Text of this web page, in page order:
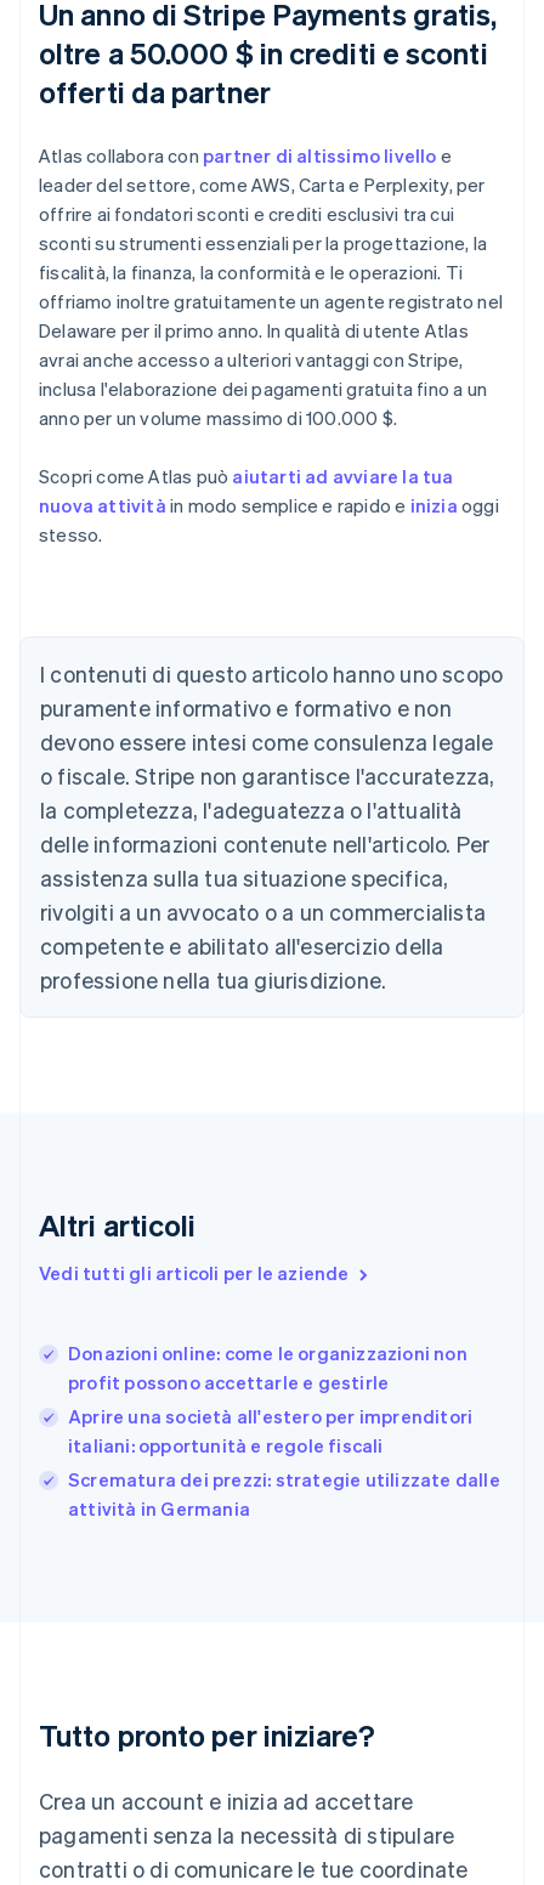
Un anno di Stripe Payments gratis,
oltre a 50.000 $ in crediti e sconti
offerti da partner
Atlas collabora con partner di altissimo livello e
leader del settore, come AWS, Carta e Perplexity, per
offrire ai fondatori sconti e crediti esclusivi tra cui
sconti su strumenti essenziali per la progettazione, la
fiscalità, la finanza, la conformità e le operazioni. Ti
offriamo inoltre gratuitamente un agente registrato nel
Delaware per il primo anno. In qualità di utente Atlas
avrai anche accesso a ulteriori vantaggi con Stripe,
inclusa l'elaborazione dei pagamenti gratuita fino a un
anno per un volume massimo di 100.000 $.
Scopri come Atlas può aiutarti ad avviare la tua
nuova attività in modo semplice e rapido e inizia oggi
stesso.
I contenuti di questo articolo hanno uno scopo
puramente informativo e formativo e non
devono essere intesi come consulenza legale
o fiscale. Stripe non garantisce l'accuratezza,
la completezza, l'adeguatezza o l'attualità
delle informazioni contenute nell'articolo. Per
assistenza sulla tua situazione specifica,
rivolgiti a un avvocato o a un commercialista
competente e abilitato all'esercizio della
professione nella tua giurisdizione.
Altri articoli
Vedi tutti gli articoli per le aziende
Donazioni online: come le organizzazioni non
profit possono accettarle e gestirle
Aprire una società all'estero per imprenditori
italiani: opportunità e regole fiscali
Scrematura dei prezzi: strategie utilizzate dalle
attività in Germania
Tutto pronto per iniziare?
Crea un account e inizia ad accettare
pagamenti senza la necessità di stipulare
contratti o di comunicare le tue coordinate
English
Austria
Deutsch English
Belgio
NederlandsFrançaisDeutschEnglish
PortuguêsEnglish
Bulgaria
English
Canada
English Français
Cina continentale
Cipro
English
EnglishSvenska
FrançaisEnglish
Giappone
日本語English
English
Grecia
English
India
Lituania
Lussemburgo
Deutsch English
Malaysia
English 简体中文